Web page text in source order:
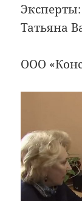
Татьяна
ООО